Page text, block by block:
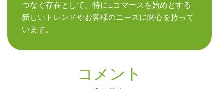
つなぐ存在として、特にEコマースを始めとする
新しいトレンドやお客様のニーズに関心を持って
います。
コメント